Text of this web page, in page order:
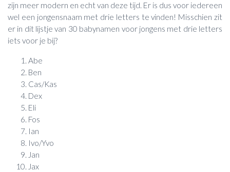
zijn meer modern en echt van deze tijd. Er is dus voor iedereen
wel een jongensnaam met drie letters te vinden! Misschien zit
er in dit lijstje van 30 babynamen voor jongens met drie letters
iets voor je bij?
Abe
Ben
Cas/Kas
Dex
Eli
Fos
Ian
Ivo/Yvo
Jan
Jax